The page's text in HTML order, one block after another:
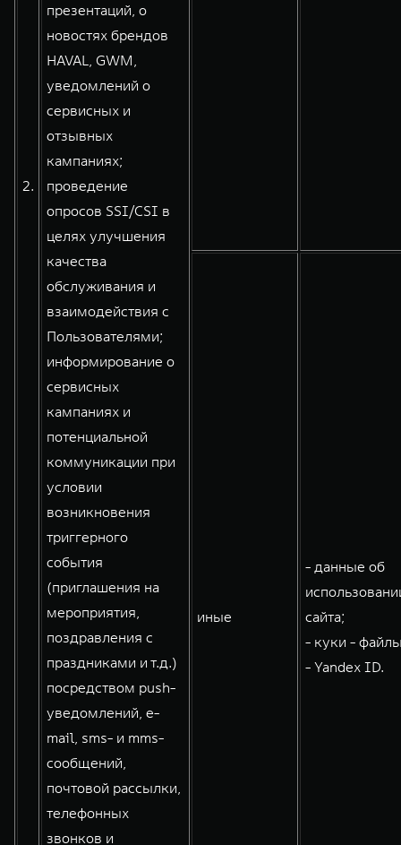
2.
презентаций, о
новостях брендов
HAVAL, GWM,
уведомлений о
сервисных и
отзывных
кампаниях;
проведение
опросов SSI/CSI в
целях улучшения
качества
обслуживания и
взаимодействия с
Пользователями;
информирование о
сервисных
кампаниях и
потенциальной
коммуникации при
условии
возникновения
триггерного
события
(приглашения на
мероприятия,
поздравления с
праздниками и т.д.)
посредством push-
уведомлений, e-
mail, sms- и mms-
сообщений,
почтовой рассылки,
телефонных
звонков и
иные
- данные об
сайта;
- куки -
- Yandex ID.